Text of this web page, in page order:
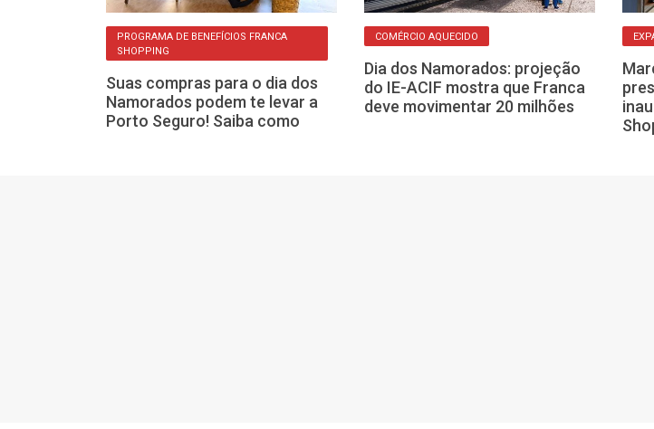
PROGRAMA DE BENEFÍCIOS FRANCA
SHOPPING
Suas compras para o dia dos
Namorados podem te levar a
Porto Seguro! Saiba como
COMÉRCIO AQUECIDO
Dia dos Namorados: projeção
do IE-ACIF mostra que Franca
deve movimentar 20 milhões